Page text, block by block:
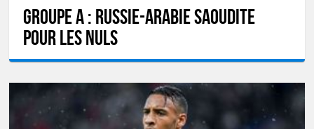
GROUPE A : Russie-Arabie Saoudite
pour les nuls